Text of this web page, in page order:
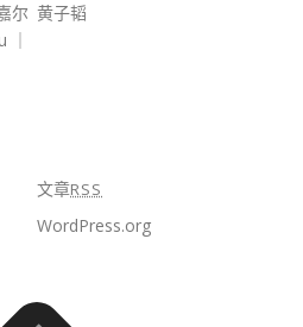
尔
｜
黄子韬
文章RSS
WordPress.org